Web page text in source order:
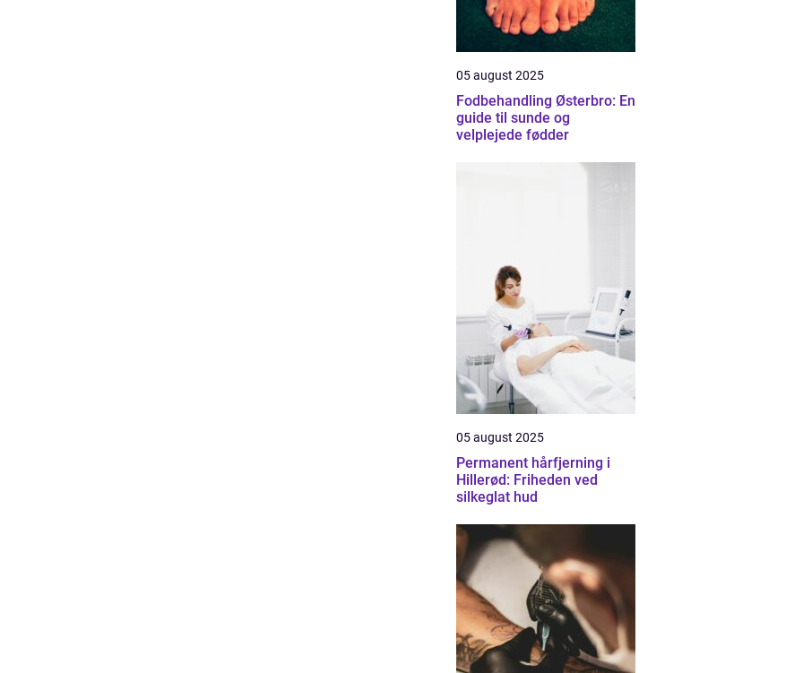
05 august 2025
Fodbehandling Østerbro: En
guide til sunde og
velplejede fødder
05 august 2025
Permanent hårfjerning i
Hillerød: Friheden ved
silkeglat hud